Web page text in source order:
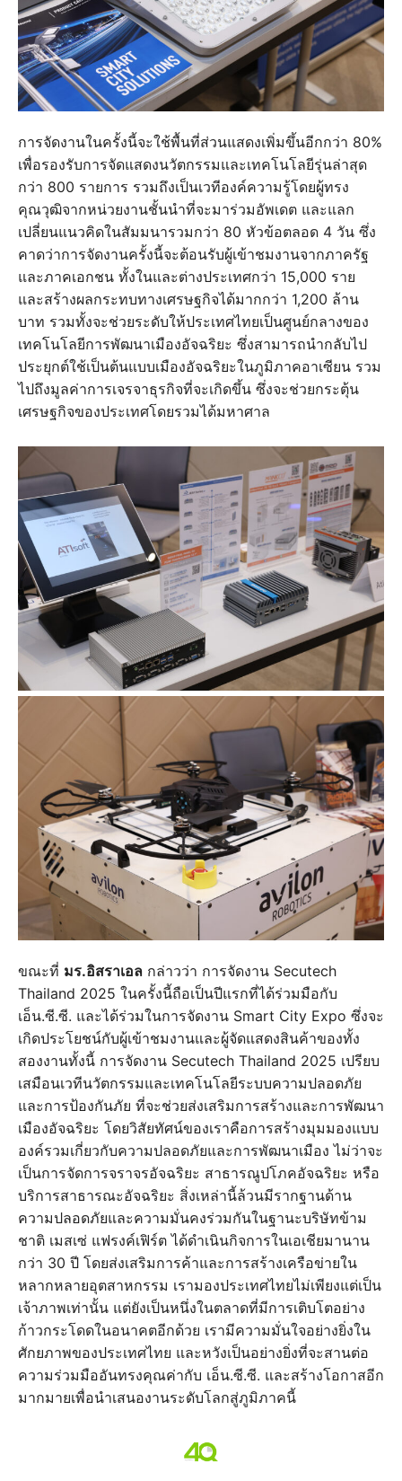
การจัดงานในครั้งนี้จะใช้พื้นที่ส่วนแสดงเพิ่มขึ้นอีกกว่า 80%
เพื่อรองรับการจัดแสดงนวัตกรรมและเทคโนโลยีรุ่นล่าสุด
กว่า 800 รายการ รวมถึงเป็นเวทีองค์ความรู้โดยผู้ทรง
คุณวุฒิจากหน่วยงานชั้นนำที่จะมาร่วมอัพเดต และแลก
เปลี่ยนแนวคิดในสัมมนารวมกว่า 80 หัวข้อตลอด 4 วัน ซึ่ง
คาดว่าการจัดงานครั้งนี้จะต้อนรับผู้เข้าชมงานจากภาครัฐ
และภาคเอกชน ทั้งในและต่างประเทศกว่า 15,000 ราย
และสร้างผลกระทบทางเศรษฐกิจได้มากกว่า 1,200 ล้าน
บาท รวมทั้งจะช่วยระดับให้ประเทศไทยเป็นศูนย์กลางของ
เทคโนโลยีการพัฒนาเมืองอัจฉริยะ ซึ่งสามารถนำกลับไป
ประยุกต์ใช้เป็นต้นแบบเมืองอัจฉริยะในภูมิภาคอาเซียน รวม
ไปถึงมูลค่าการเจรจาธุรกิจที่จะเกิดขึ้น ซึ่งจะช่วยกระตุ้น
เศรษฐกิจของประเทศโดยรวมได้มหาศาล
ขณะที่ มร.อิสราเอล กล่าวว่า การจัดงาน Secutech
Thailand 2025 ในครั้งนี้ถือเป็นปีแรกที่ได้ร่วมมือกับ
เอ็น.ซี.ซี. และได้ร่วมในการจัดงาน Smart City Expo ซึ่งจะ
เกิดประโยชน์กับผู้เข้าชมงานและผู้จัดแสดงสินค้าของทั้ง
สองงานทั้งนี้ การจัดงาน Secutech Thailand 2025 เปรียบ
เสมือนเวทีนวัตกรรมและเทคโนโลยีระบบความปลอดภัย
และการป้องกันภัย ที่จะช่วยส่งเสริมการสร้างและการพัฒนา
เมืองอัจฉริยะ โดยวิสัยทัศน์ของเราคือการสร้างมุมมองแบบ
องค์รวมเกี่ยวกับความปลอดภัยและการพัฒนาเมือง ไม่ว่าจะ
เป็นการจัดการจราจรอัจฉริยะ สาธารณูปโภคอัจฉริยะ หรือ
บริการสาธารณะอัจฉริยะ สิ่งเหล่านี้ล้วนมีรากฐานด้าน
ความปลอดภัยและความมั่นคงร่วมกันในฐานะบริษัทข้าม
ชาติ เมสเซ่ แฟรงค์เฟิร์ต ได้ดำเนินกิจการในเอเชียมานาน
กว่า 30 ปี โดยส่งเสริมการค้าและการสร้างเครือข่ายใน
หลากหลายอุตสาหกรรม เรามองประเทศไทยไม่เพียงแต่เป็น
เจ้าภาพเท่านั้น แต่ยังเป็นหนึ่งในตลาดที่มีการเติบโตอย่าง
ก้าวกระโดดในอนาคตอีกด้วย เรามีความมั่นใจอย่างยิ่งใน
ศักยภาพของประเทศไทย และหวังเป็นอย่างยิ่งที่จะสานต่อ
ความร่วมมืออันทรงคุณค่ากับ เอ็น.ซี.ซี. และสร้างโอกาสอีก
มากมายเพื่อนำเสนองานระดับโลกสู่ภูมิภาคนี้